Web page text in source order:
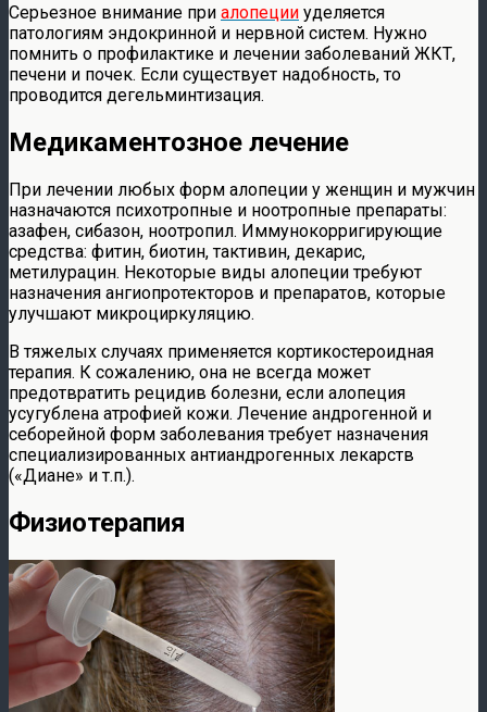
Серьезное внимание при алопеции уделяется
патологиям эндокринной и нервной систем. Нужно
помнить о профилактике и лечении заболеваний ЖКТ,
печени и почек. Если существует надобность, то
проводится дегельминтизация.
Медикаментозное лечение
При лечении любых форм алопеции у женщин и мужчин
назначаются психотропные и ноотропные препараты:
азафен, сибазон, ноотропил. Иммунокорригирующие
средства: фитин, биотин, тактивин, декарис,
метилурацин. Некоторые виды алопеции требуют
назначения ангиопротекторов и препаратов, которые
улучшают микроциркуляцию.
В тяжелых случаях применяется кортикостероидная
терапия. К сожалению, она не всегда может
предотвратить рецидив болезни, если алопеция
усугублена атрофией кожи. Лечение андрогенной и
себорейной форм заболевания требует назначения
специализированных антиандрогенных лекарств
(«Диане» и т.п.).
Физиотерапия